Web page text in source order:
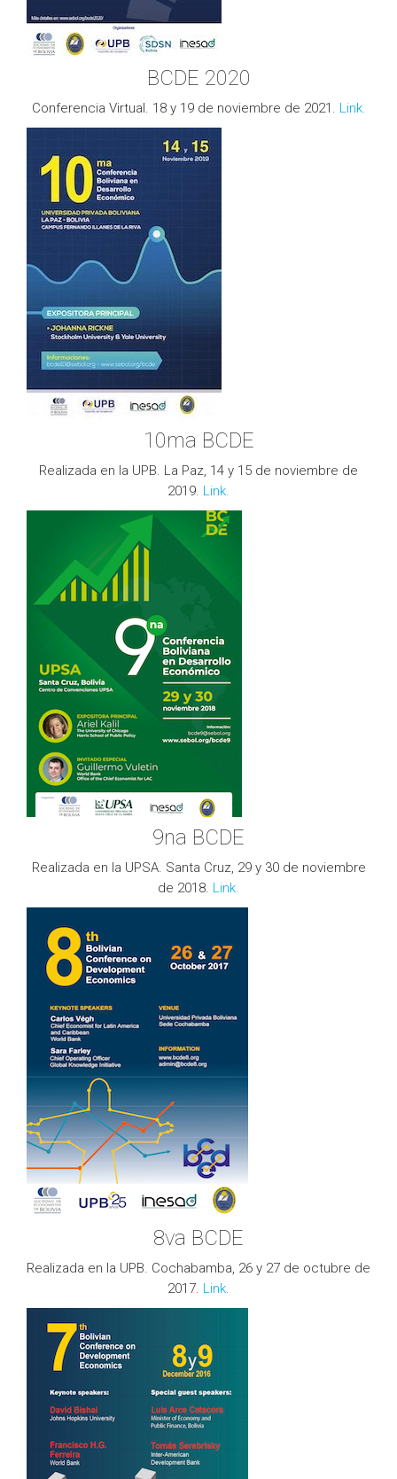
BCDE 2020
Conferencia Virtual. 18 y 19 de noviembre de 2021. Link.
10ma BCDE
Realizada en la UPB. La Paz, 14 y 15 de noviembre de
2019. Link.
9na BCDE
Realizada en la UPSA. Santa Cruz, 29 y 30 de noviembre
de 2018. Link.
8va BCDE
Realizada en la UPB. Cochabamba, 26 y 27 de octubre de
2017. Link.